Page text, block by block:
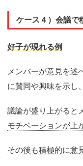
ケース４） 会議で
好子が現れる例
メンバーが意見を述
に賛同や興味を示し、
議論が盛り上がると
モチベーションが上
その後も積極的に意